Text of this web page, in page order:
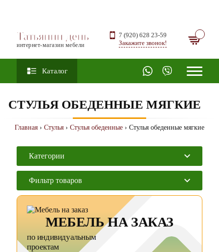
Татьянин день
интернет-магазин мебели
7 (920) 628 23-59
Закажите звонок!
Каталог
СТУЛЬЯ ОБЕДЕННЫЕ МЯГКИЕ
Главная › Стулья › Стулья обеденные › Стулья обеденные мягкие
Категории
Фильтр товаров
МЕБЕЛЬ НА ЗАКАЗ
по индивидуальным
проектам